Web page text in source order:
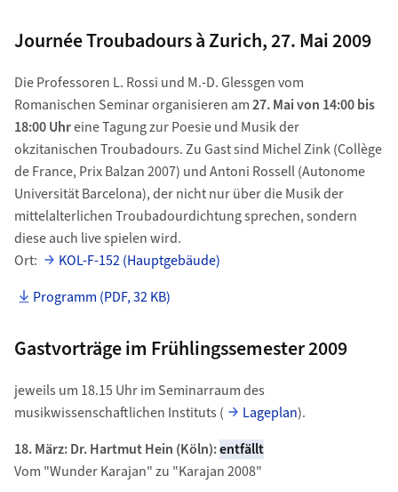
Journée Troubadours à Zurich, 27. Mai 2009
Die Professoren L. Rossi und M.-D. Glessgen vom
Romanischen Seminar organisieren am27. Mai von 14:00 bis
18:00 Uhreine Tagung zur Poesie und Musik der
okzitanischen Troubadours. Zu Gast sind Michel Zink (Collège
de France, Prix Balzan 2007) und Antoni Rossell (Autonome
Universität Barcelona), der nicht nur über die Musik der
mittelalterlichen Troubadourdichtung sprechen, sondern
diese auch live spielen wird.
Ort:
KOL-F-152 (Hauptgebäude)
Programm (PDF, 32 KB)
Gastvorträge im Frühlingssemester 2009
jeweils um 18.15 Uhr im Seminarraum des
musikwissenschaftlichen Instituts (
Lageplan).
18. März: Dr. Hartmut Hein (Köln):entfällt
Vom "Wunder Karajan" zu "Karajan 2008"